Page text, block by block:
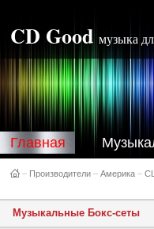
CD Good музыка
Главная
– Производители – Америка –
Музыкальные Бокс-сеты